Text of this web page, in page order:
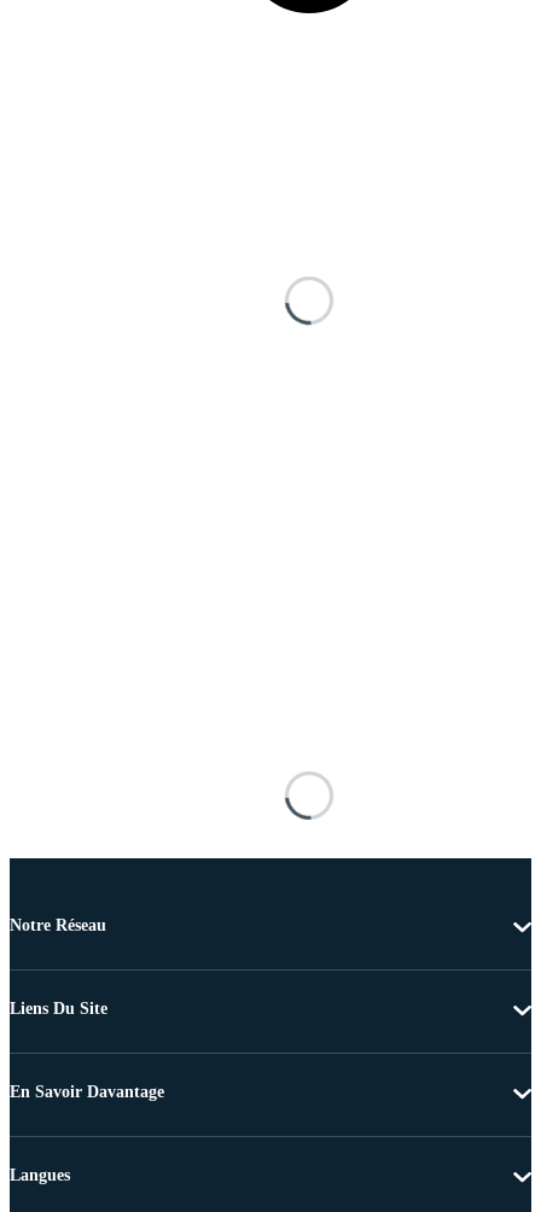
Notre Réseau
Liens Du Site
En Savoir Davantage
Langues